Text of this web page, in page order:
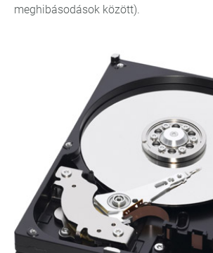
meghibásodások között).